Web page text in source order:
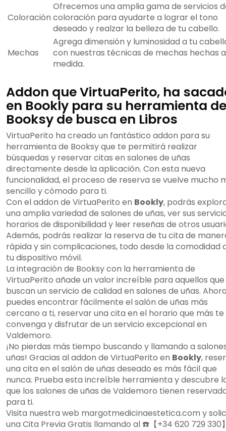
Coloración
Ofrecemos una amplia gama de servicios
coloración para ayudarte a lograr el tono
deseado y realzar la belleza de tu cabello.
Mechas
Agrega dimensión y luminosidad a tu
con nuestras técnicas de mechas hechas a
medida.
Addon que VirtuaPerito, ha
en Bookly para su herramienta de
Booksy de busca en Libros
VirtuaPerito ha creado un fantástico addon para su
herramienta de Booksy que te permitirá realizar
búsquedas y reservar citas en salones de uñas
directamente desde la aplicación. Con esta nueva
funcionalidad, el proceso de reserva se vuelve mucho
sencillo y cómodo para ti.
Con el addon de VirtuaPerito en Bookly, podrás
una amplia variedad de salones de uñas, ver sus
horarios de disponibilidad y leer reseñas de otros
Además, podrás realizar la reserva de tu cita de
rápida y sin complicaciones, todo desde la comodidad
tu dispositivo móvil.
La integración de Booksy con la herramienta de
VirtuaPerito añade un valor increíble para aquellos que
buscan un servicio de calidad en salones de uñas.
puedes encontrar fácilmente el salón de uñas más
cercano a ti, reservar una cita en el horario que más te
convenga y disfrutar de un servicio excepcional en
Valdemoro.
¡No pierdas más tiempo buscando y llamando a
uñas! Gracias al addon de VirtuaPerito en Bookly,
una cita en el salón de uñas deseado es más fácil que
nunca. Prueba esta increíble herramienta y descubre
que los salones de uñas de Valdemoro tienen
para ti.
Visita nuestra web margotmedicinaestetica.com y
una Cita Previa Gratis llamando al ☎️【+34 620 729 330